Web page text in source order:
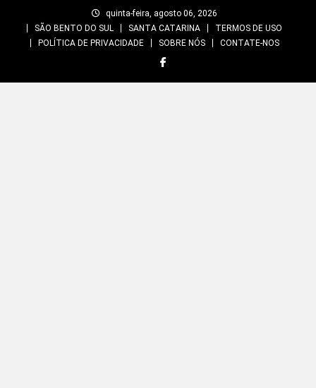
quinta-feira, agosto 06, 2026
SÃO BENTO DO SUL
SANTA CATARINA
TERMOS DE USO
POLÍTICA DE PRIVACIDADE
SOBRE NÓS CONTATE-NOS